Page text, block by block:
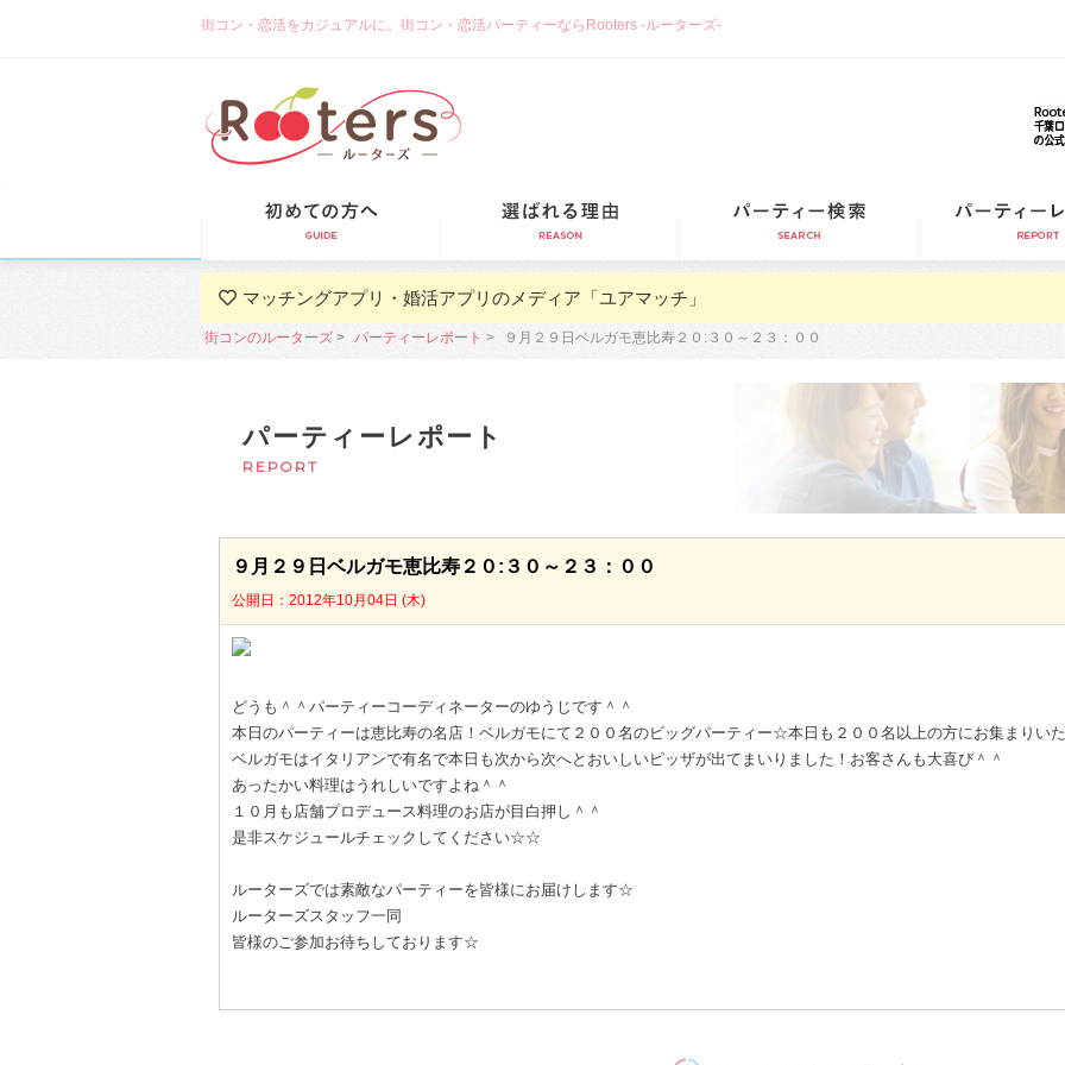
街コン・恋活をカジュアルに。街コン・恋活パーティーならRooters -ルーターズ-
マッチングアプリ・婚活アプリのメディア「ユアマッチ」
街コンのルーターズ パーティーレポート ９月２９日ベルガモ恵比寿２０:３０～２３：００
パーティーレポート
REPORT
９月２９日ベルガモ恵比寿２０:３０～２３：００
公開日：2012年10月04日 (木)
どうも＾＾パーティーコーディネーターのゆうじです＾＾
本日のパーティーは恵比寿の名店！ベルガモにて２００名のビッグパーティー☆本日も２００名以上の方にお集まりいた
ベルガモはイタリアンで有名で本日も次から次へとおいしいピッザが出てまいりました！お客さんも大喜び＾＾
あったかい料理はうれしいですよね＾＾
１０月も店舗プロデュース料理のお店が目白押し＾＾
是非スケジュールチェックしてください☆☆
ルーターズでは素敵なパーティーを皆様にお届けします☆
ルーターズスタッフ一同
皆様のご参加お待ちしております☆